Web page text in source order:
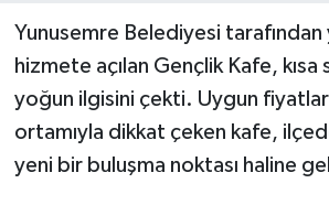
Yunusemre Belediyesi
hizmete açılan Gençlik Kafe,
yoğun ilgisini çekti. Uygun
ortamıyla dikkat çeken kafe,
yeni bir buluşma noktası haline